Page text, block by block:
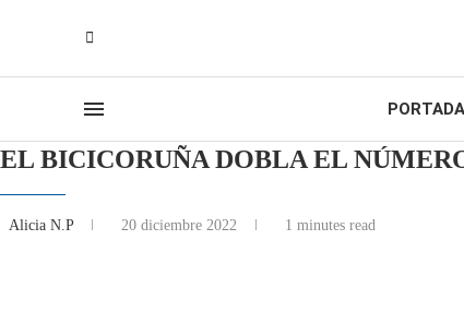
PORTADA
EL BICICORUÑA DOBLA EL
Alicia N.P 20 diciembre 2022 1 minutes read